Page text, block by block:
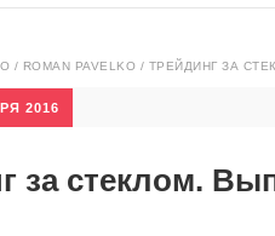
10555
/ ROMAN PAVELKO / ТРЕЙДИНГ ЗА
2016
за стеклом.